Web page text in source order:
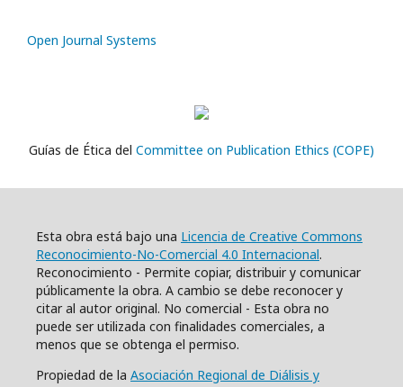
Open Journal Systems
Guías de Ética del Committee on Publication Ethics (COPE)
Esta obra está bajo una Licencia de Creative Commons
Reconocimiento-No-Comercial 4.0 Internacional.
Reconocimiento - Permite copiar, distribuir y comunicar
públicamente la obra. A cambio se debe reconocer y
citar al autor original. No comercial - Esta obra no
puede ser utilizada con finalidades comerciales, a
menos que se obtenga el permiso.
Propiedad de la Asociación Regional de Diálisis y